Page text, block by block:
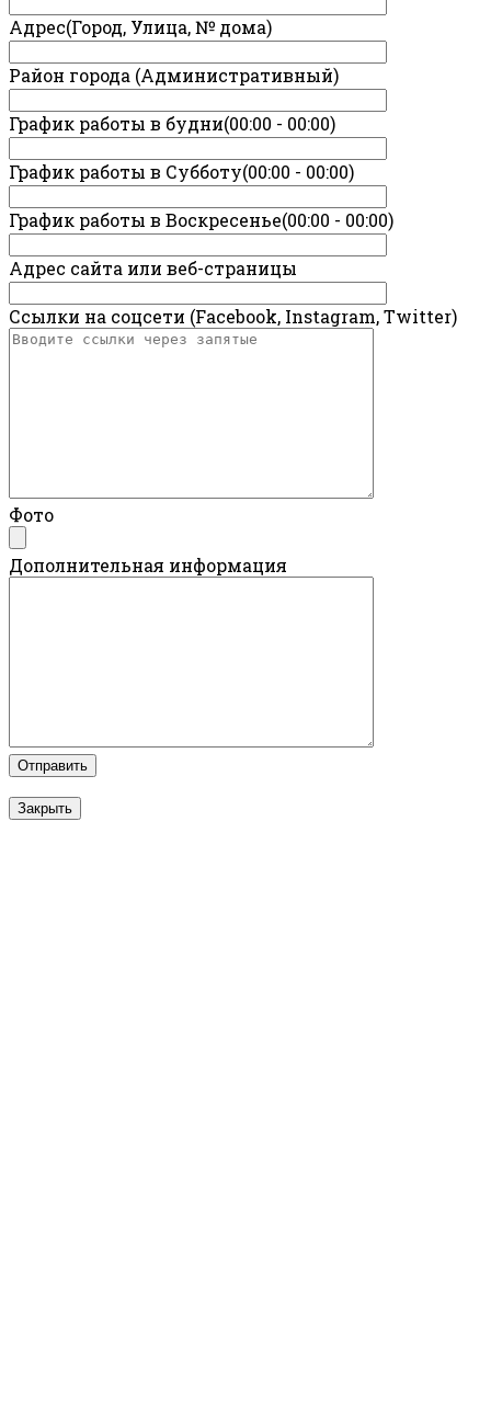
Адрес(Город, Улица, № дома)
Район города (Административный)
График работы в будни(00:00 - 00:00)
График работы в Субботу(00:00 - 00:00)
График работы в Воскресенье(00:00 - 00:00)
Адрес сайта или веб-страницы
Ссылки на соцсети (Facebook, Instagram, Twitter)
Фото
Дополнительная информация
Закрыть